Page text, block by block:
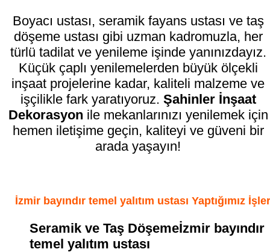
Boyacı ustası, seramik fayans ustası ve taş
döşeme ustası gibi uzman kadromuzla, her
türlü tadilat ve yenileme işinde yanınızdayız.
Küçük çaplı yenilemelerden büyük ölçekli
inşaat projelerine kadar, kaliteli malzeme ve
işçilikle fark yaratıyoruz. Şahinler İnşaat
Dekorasyon ile mekanlarınızı yenilemek için
hemen iletişime geçin, kaliteyi ve güveni bir
arada yaşayın!
İzmir bayındır temel yalıtım ustası Yaptığımız İşler
Seramik ve Taş Döşemeİzmir bayındır
temel yalıtım ustası